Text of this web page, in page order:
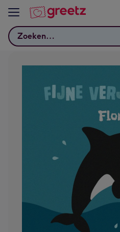
Bekijk meer
Zoeken